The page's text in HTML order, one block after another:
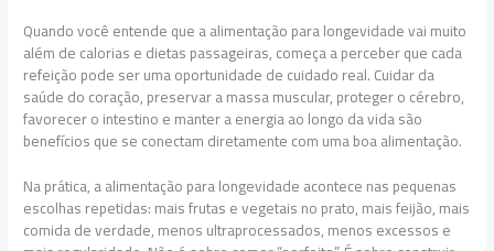
Quando você entende que a alimentação para longevidade vai muito
além de calorias e dietas passageiras, começa a perceber que cada
refeição pode ser uma oportunidade de cuidado real. Cuidar da
saúde do coração, preservar a massa muscular, proteger o cérebro,
favorecer o intestino e manter a energia ao longo da vida são
benefícios que se conectam diretamente com uma boa alimentação.
Na prática, a alimentação para longevidade acontece nas pequenas
escolhas repetidas: mais frutas e vegetais no prato, mais feijão, mais
comida de verdade, menos ultraprocessados, menos excessos e